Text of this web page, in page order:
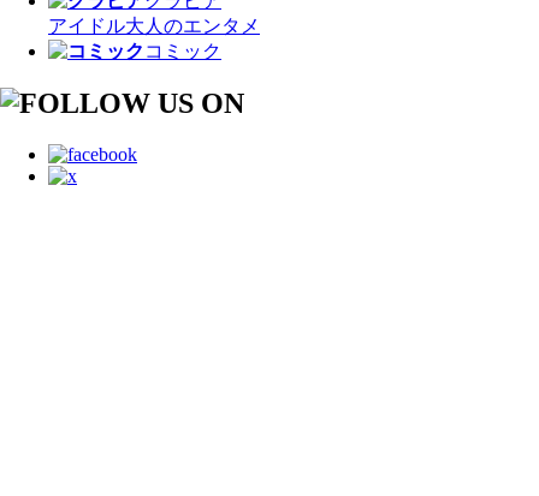
アイドル大人のエンタメ
コミック